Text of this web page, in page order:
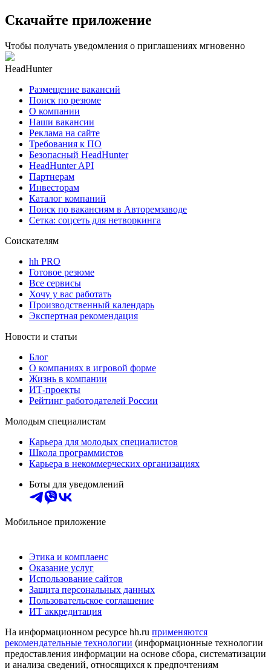
Скачайте приложение
Чтобы получать уведомления о приглашениях мгновенно
HeadHunter
Размещение вакансий
Поиск по резюме
О компании
Наши вакансии
Реклама на сайте
Требования к ПО
Безопасный HeadHunter
HeadHunter API
Партнерам
Инвесторам
Каталог компаний
Поиск по вакансиям в Авторемзаводе
Сетка: соцсеть для нетворкинга
Соискателям
hh PRO
Готовое резюме
Все сервисы
Хочу у вас работать
Производственный календарь
Экспертная рекомендация
Новости и статьи
Блог
О компаниях в игровой форме
Жизнь в компании
ИТ-проекты
Рейтинг работодателей России
Молодым специалистам
Карьера для молодых специалистов
Школа программистов
Карьера в некоммерческих организациях
Боты для уведомлений
Мобильное приложение
Этика и комплаенс
Оказание услуг
Использование сайтов
Защита персональных данных
Пользовательское соглашение
ИТ аккредитация
На информационном ресурсе hh.ru применяются
рекомендательные технологии (информационные технологии
предоставления информации на основе сбора, систематизации
и анализа сведений, относящихся к предпочтениям